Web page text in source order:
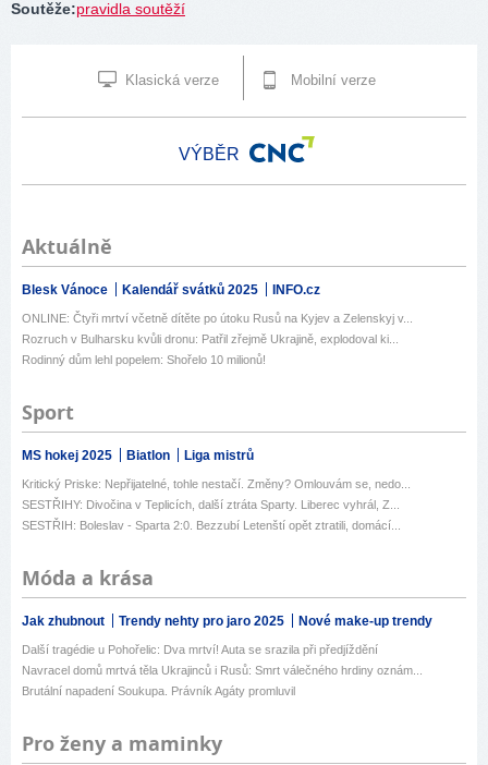
Soutěže:pravidla soutěží
Klasická verze Mobilní verze
VÝBĚR
Aktuálně
Blesk Vánoce Kalendář svátků 2025 INFO.cz
ONLINE: Čtyři mrtví včetně dítěte po útoku Rusů na Kyjev a Zelenskyj v...
Rozruch v Bulharsku kvůli dronu: Patřil zřejmě Ukrajině, explodoval ki...
Rodinný dům lehl popelem: Shořelo 10 milionů!
Sport
MS hokej 2025 Biatlon Liga mistrů
Kritický Priske: Nepřijatelné, tohle nestačí. Změny? Omlouvám se, nedo...
SESTŘIHY: Divočina v Teplicích, další ztráta Sparty. Liberec vyhrál, Z...
SESTŘIH: Boleslav - Sparta 2:0. Bezzubí Letenští opět ztratili, domácí...
Móda a krása
Jak zhubnout Trendy nehty pro jaro 2025 Nové make-up trendy
Další tragédie u Pohořelic: Dva mrtví! Auta se srazila při předjíždění
Navracel domů mrtvá těla Ukrajinců i Rusů: Smrt válečného hrdiny oznám...
Brutální napadení Soukupa. Právník Agáty promluvil
Pro ženy a maminky